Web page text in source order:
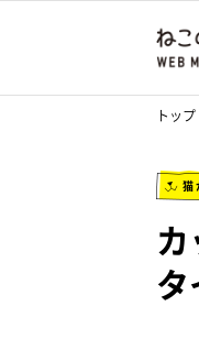
トップ
猫